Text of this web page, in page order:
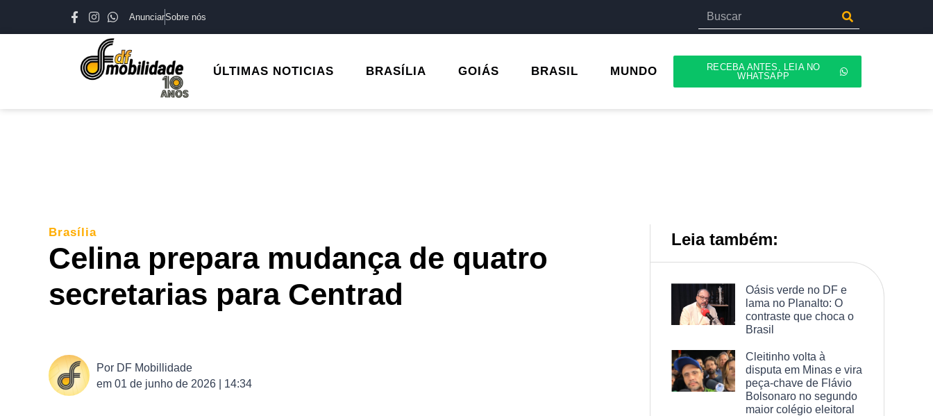
AnunciarSobre nós
ÚLTIMAS NOTICIAS BRASÍLIA GOIÁS BRASIL MUNDO
RECEBA ANTES, LEIA NO
WHATSAPP
Brasília
Celina prepara mudança de quatro
secretarias para Centrad
Por DF Mobillidade
em 01 de junho de 2026 | 14:34
Leia também:
Oásis verde no DF e
lama no Planalto: O
contraste que choca o
Brasil
Cleitinho volta à
disputa em Minas e vira
peça-chave de Flávio
Bolsonaro no segundo
maior colégio eleitoral